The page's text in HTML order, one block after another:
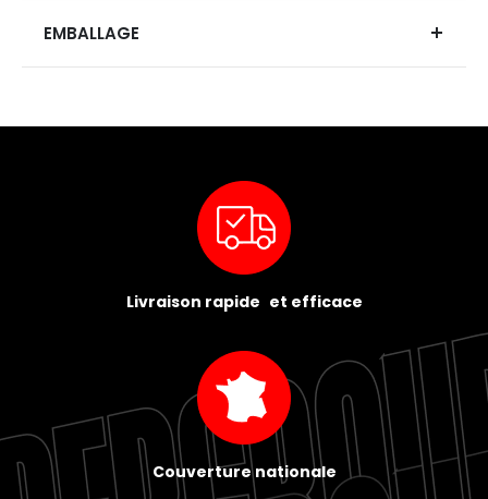
EMBALLAGE
Livraison rapide et efficace
Couverture nationale